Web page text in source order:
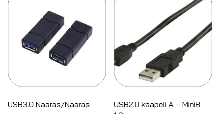
USB3.0 Naaras/Naaras
USB2.0 kaapeli A – MiniB